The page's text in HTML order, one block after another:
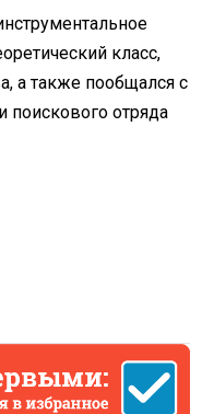
класс,
а также пообщался с
поискового отряда